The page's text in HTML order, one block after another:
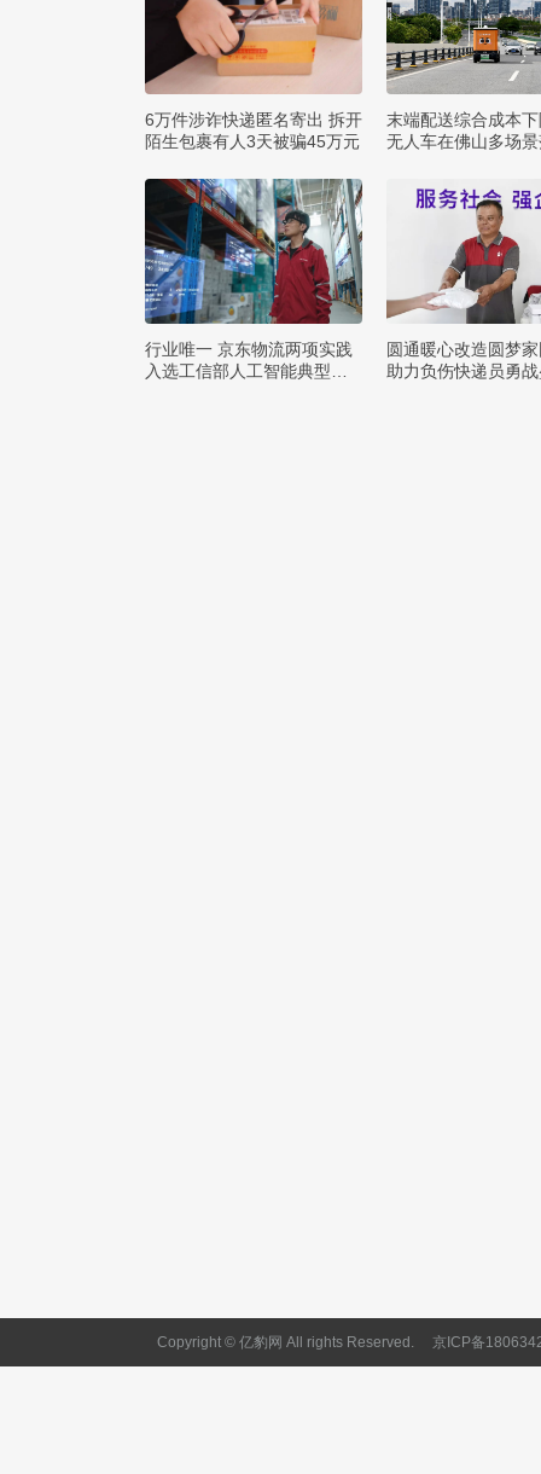
6万件涉诈快递匿名寄出 拆开
陌生包裹有人3天被骗45万元
末端配送综合成本
无人车在佛山多场
行业唯一 京东物流两项实践
入选工信部人工智能典型案
圆通暖心改造圆梦
助力负伤快递员勇
Copyright © 亿豹网 All rights Reserved. 京ICP备